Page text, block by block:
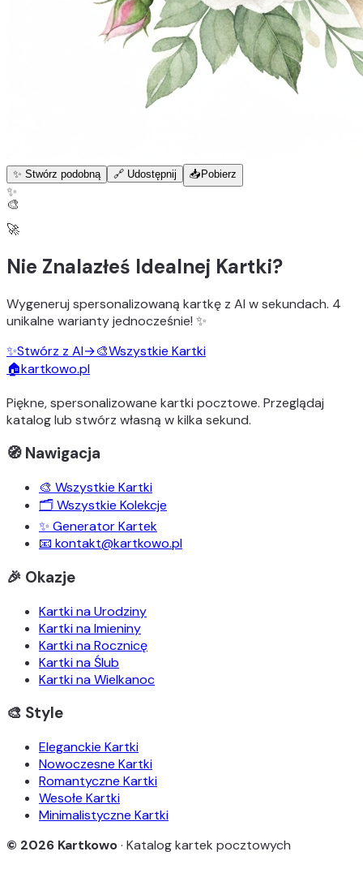
✨ Stwórz podobną 🔗 Udostępnij 📥 Pobierz
✨
🎨
🚀
Nie Znalazłeś Idealnej Kartki?
Wygeneruj spersonalizowaną kartkę z AI w sekundach. 4
unikalne wariantyjednocześnie! ✨
✨Stwórz z AI→🎨Wszystkie Kartki
🏠kartkowo.pl
Piękne, spersonalizowane kartki pocztowe. Przeglądaj
katalog lub stwórz własną w kilka sekund.
🧭 Nawigacja
🎨 Wszystkie Kartki
🗂️ Wszystkie Kolekcje
✨ Generator Kartek
📧 kontakt@kartkowo.pl
🎉 Okazje
Kartki na Urodziny
Kartki na Imieniny
Kartki na Rocznicę
Kartki na Ślub
Kartki na Wielkanoc
🎨 Style
Eleganckie Kartki
Nowoczesne Kartki
Romantyczne Kartki
Wesołe Kartki
Minimalistyczne Kartki
© 2026 Kartkowo· Katalog kartek pocztowych